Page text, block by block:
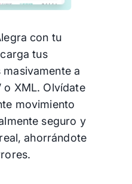
con tu
tus
a
o XML. Olvídate
movimiento
seguro y
ahorrándote